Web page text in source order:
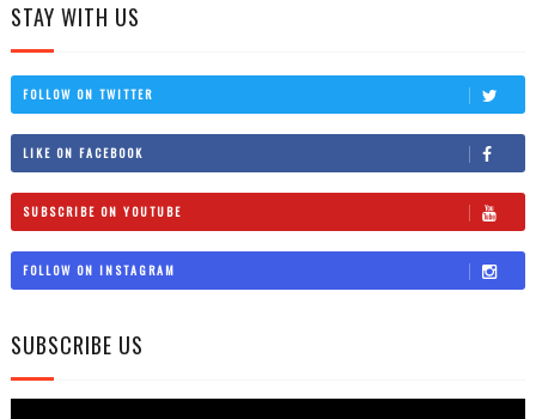
STAY WITH US
FOLLOW ON TWITTER
LIKE ON FACEBOOK
SUBSCRIBE ON YOUTUBE
FOLLOW ON INSTAGRAM
SUBSCRIBE US